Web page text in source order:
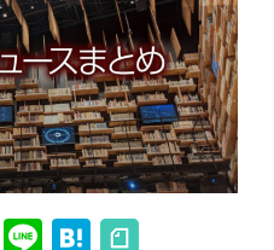
X Li H